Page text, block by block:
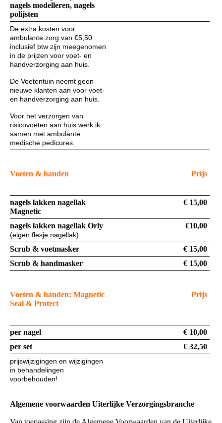
nagels modelleren, nagels
polijsten
De extra kosten voor
ambulante zorg van €5,50
inclusief btw zijn meegenomen
in de prijzen voor voet- en
handverzorging aan huis.
De Voetentuin neemt geen
nieuwe klanten aan voor voet-
en handverzorging aan huis.
Voor het verzorgen van
risicovoeten aan huis werk ik
samen met ambulante
medische pedicures.
Voeten & handen Prijs
nagels lakken nagellak
Magnetic
€ 15,00
nagels lakken nagellak Orly
(eigen flesje nagellak)
€10,00
Scrub & voetmasker
€ 15,00
Scrub & handmasker
€ 15,00
Voeten & handen: Magnetic
Seal & Protect
Prijs
per nagel
€ 10,00
per set
€ 32,50
prijswijzigingen en wijzigingen
in behandelingen
voorbehouden!
Algemene voorwaarden Uiterlijke Verzorgingsbranche